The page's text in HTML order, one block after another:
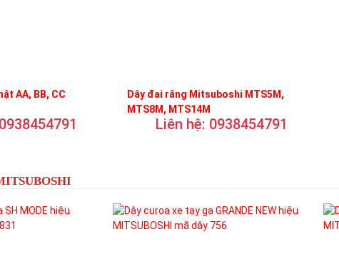
AA, BB, CC
Dây đai răng Mitsuboshi MTS5M,
MTS8M, MTS14M
Liên hệ: 0938454791